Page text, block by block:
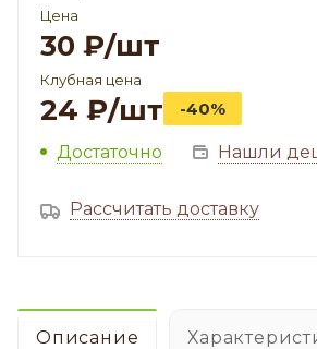
Цена
30 ₽/шт
Клубная цена
24 ₽/шт -40%
Достаточно Нашли
Рассчитать доставку
Описание